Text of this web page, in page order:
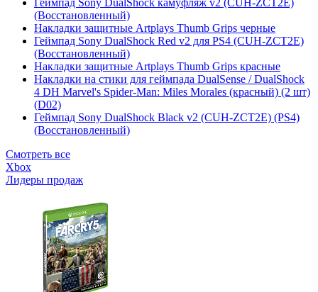
Геймпад Sony DualShock камуфляж v2 (CUH-ZCT2E)
(Восстановленный)
Накладки защитные Artplays Thumb Grips черные
Геймпад Sony DualShock Red v2 для PS4 (CUH-ZCT2E)
(Восстановленный)
Накладки защитные Artplays Thumb Grips красные
Накладки на стики для геймпада DualSense / DualShock
4 DH Marvel's Spider-Man: Miles Morales (красный) (2 шт)
(D02)
Геймпад Sony DualShock Black v2 (CUH-ZCT2E) (PS4)
(Восстановленный)
Смотреть все
Xbox
Лидеры продаж